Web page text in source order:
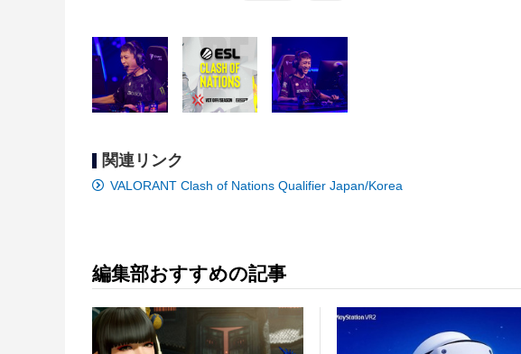
関連リンク
VALORANT Clash of Nations Qualifier Japan/Korea
編集部おすすめの記事